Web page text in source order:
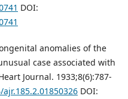
DOI:
anomalies of the
case associated with
Journal. 1933;8(6):787-
DOI: